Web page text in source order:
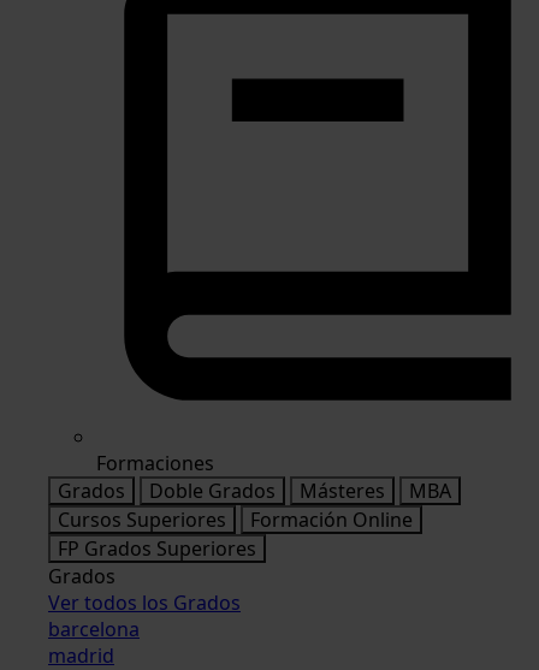
Formaciones
Grados
Doble Grados Másteres
MBA
Cursos Superiores
Formación Online
FP Grados Superiores
Grados
Ver todos los Grados
barcelona
madrid